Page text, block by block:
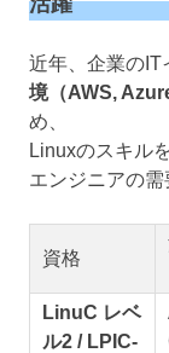
近年、企業のIT
境（AWS,
め、
Linuxのスキル
エンジニアの需
資格
LinuC レベ
ル2 / LPIC-